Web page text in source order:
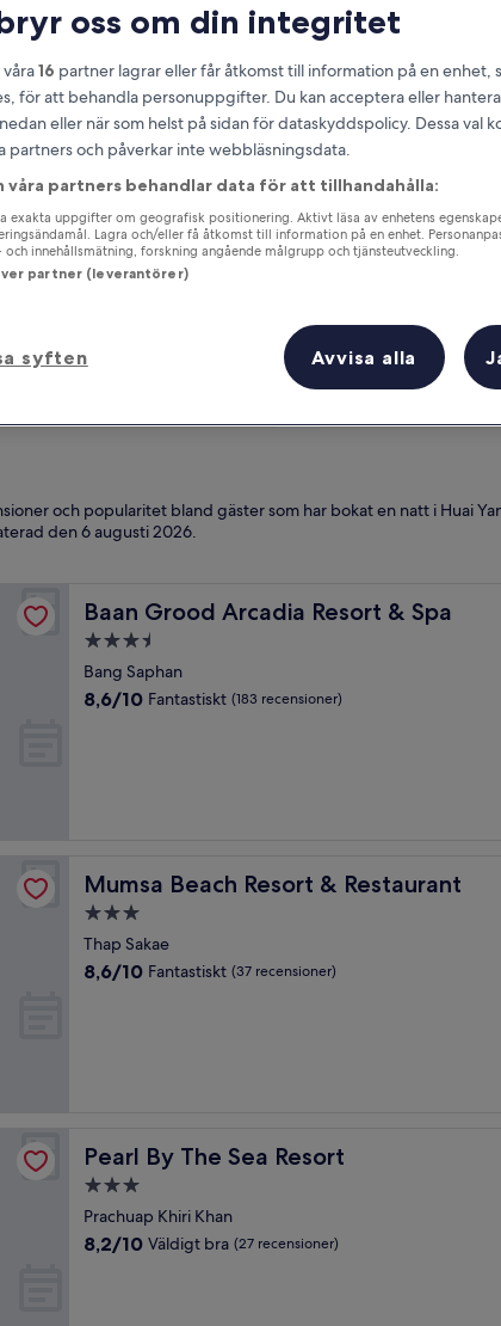
om
Tjäna förmåner för varje natt du
Till
och popularitet bland gäster som har bokat en natt i Huai
den6 augusti 2026.
Baan Grood Arcadia Resort & Spa
Baan Grood Arcadia Resort & Spa
3.5-
stjärnigt
boende
Bang Saphan
8.6
8,6/10 Fantastiskt (183 recensioner)
Mumsa Beach Resort & Restaurant
Mumsa Beach Resort & Restaurant
3.0-
stjärnigt
boende
Thap Sakae
8.6
8,6/10 Fantastiskt (37 recensioner)
Pearl By The Sea Resort
Pearl By The Sea Resort
3.0-
stjärnigt
boende
Prachuap Khiri Khan
8.2
8,2/10 Väldigt bra (27 recensioner)
oss om din integritet
16 partner lagrar eller får åtkomst till information på en enhet,
för att behandla personuppgifter. Du kan acceptera eller
eller när som helst på sidan för dataskyddspolicy. Dessa val
partners och påverkar inte webbläsningsdata.
våra partners behandlar data för att tillhandahålla:
exakta uppgifter om geografisk positionering. Aktivt läsa av enhetens
Lagra och/eller få åtkomst till information på en enhet.
och innehållsmätning, forskning angående målgrupp och tjänsteutveckling.
partner (leverantörer)
syften Avvisa alla